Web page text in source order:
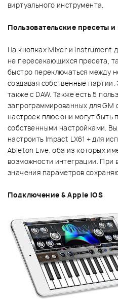
виртуального инструмента.
Пользовательские пресеты
На кнопках Mixer и Instrument
не пересекающихся пресета,
быстро переключаться между
создавая собственные
также с DAW. Также есть 5
запрограммированных для
настроек плюс они могут быть
собственными настройками.
настроить Impact LX61 + для
Ableton Live, оба из которых
возможности интеграции. При
значения параметров
Подключение & Apple iOS